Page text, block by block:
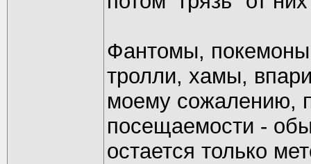
Фантомы,
тролли, хамы,
моему сожалению,
посещаемости -
остается только